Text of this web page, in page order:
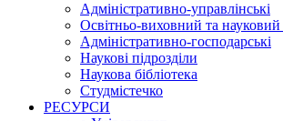
Адміністративно-управлінські
Освітньо-виховний та
Адміністративно-господарські
Наукові підрозділи
Наукова бібліотека
Студмістечко
РЕСУРСИ